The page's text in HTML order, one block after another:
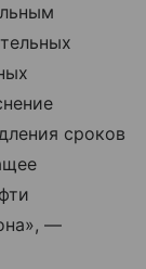
сроков
—